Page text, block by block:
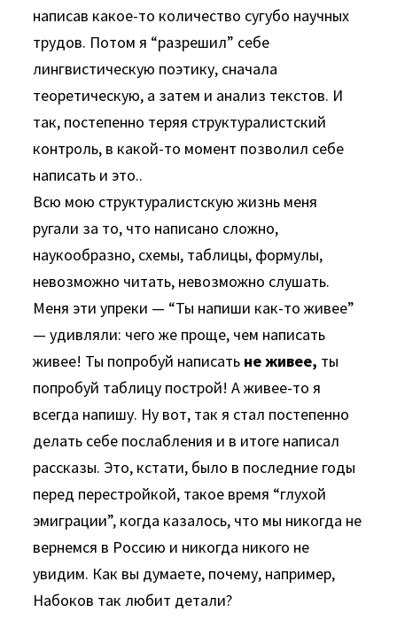
написав какое-то количество сугубо научных
трудов. Потом я “разрешил” себе
лингвистическую поэтику, сначала
теоретическую, а затем и анализ текстов. И
так, постепенно теряя структуралистский
контроль, в какой-то момент позволил себе
написать и это..
Всю мою структуралистскую жизнь меня
ругали за то, что написано сложно,
наукообразно, схемы, таблицы, формулы,
невозможно читать, невозможно слушать.
Меня эти упреки — “Ты напиши как-то живее”
— удивляли: чего же проще, чем написать
живее! Ты попробуй написать не живее, ты
попробуй таблицу построй! А живее-то я
всегда напишу. Ну вот, так я стал постепенно
делать себе послабления и в итоге написал
рассказы. Это, кстати, было в последние годы
перед перестройкой, такое время “глухой
эмиграции”, когда казалось, что мы никогда не
вернемся в Россию и никогда никого не
увидим. Как вы думаете, почему, например,
Набоков так любит детали?